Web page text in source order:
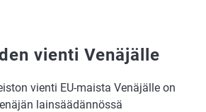
vienti Venäjälle
vienti EU-maista Venäjälle on
lainsäädännössä